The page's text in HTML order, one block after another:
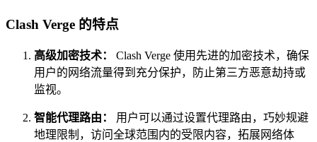
Clash Verge 的特点
高级加密技术：
Clash Verge 使用先进的加密技术，确保
用户的网络流量得到充分保护，防止第三方恶意劫持或
监视。
智能代理路由：
用户可以通过设置代理路由，巧妙规避
地理限制，访问全球范围内的受限内容，拓展网络体